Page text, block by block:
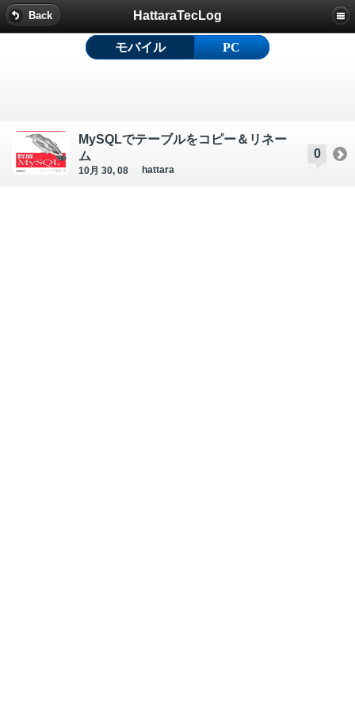
Back HattaraTecLog
0
MySQLでテーブルをコピー＆リネー
ム
10月 30, 08 hattara
モバイル PC